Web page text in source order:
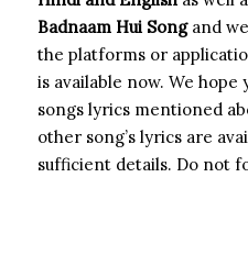
Badnaam Hui Song and
the platforms or
is available now. We hope
songs lyrics mentioned
other song’s lyrics are
sufficient details. Do not